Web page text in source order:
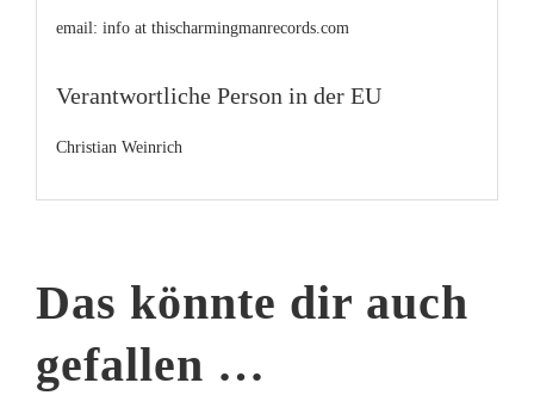
email: info at thischarmingmanrecords.com
Verantwortliche Person in der EU
Christian Weinrich
Das könnte dir auch
gefallen …